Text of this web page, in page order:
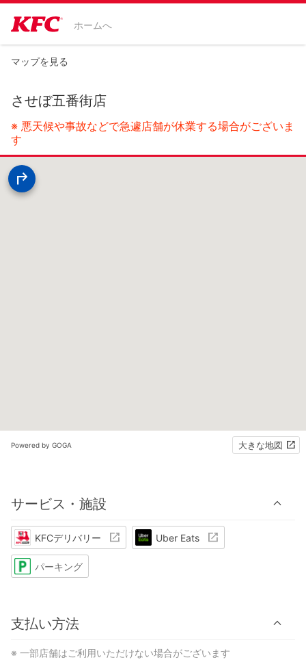
ホームへ
マップを見る
させぼ五番街店
※ 悪天候や事故などで急遽店舗が休業する場合がございま
す
Powered by GOGA 大きな地図
サービス・施設
KFCデリバリー Uber Eats
パーキング
支払い方法
※ 一部店舗はご利用いただけない場合がございます